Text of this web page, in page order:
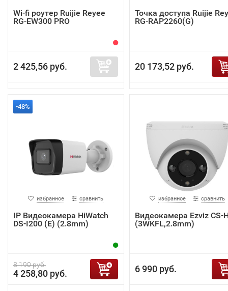
Wi-fi роутер Ruijie Reyee
RG-EW300 PRO
2 425,56 руб.
Точка доступа Ruijie
RG-RAP2260(G)
20 173,52 руб.
-48%
избранное сравнить
IP Видеокамера HiWatch
DS-I200 (E) (2.8mm)
8 190 руб.
4 258,80 руб.
избранное сравнить
Видеокамера Ezviz CS-
(3WKFL,2.8mm)
6 990 руб.